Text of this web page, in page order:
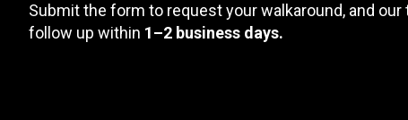
Submit the form to request your walkaround, and our
follow up within 1–2 business days.